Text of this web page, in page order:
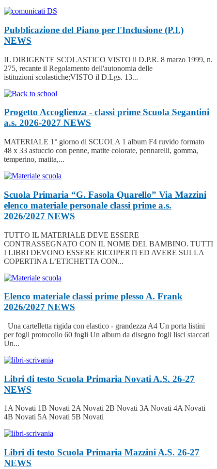
Pubblicazione del Piano per l'Inclusione (P.I.)
NEWS
IL DIRIGENTE SCOLASTICO VISTO il D.P.R. 8 marzo 1999, n.
275, recante il Regolamento dell'autonomia delle
istituzioni scolastiche;VISTO il D.Lgs. 13...
Progetto Accoglienza - classi prime Scuola Segantini
a.s. 2026-2027 NEWS
MATERIALE 1° giorno di SCUOLA 1 album F4 ruvido formato
48 x 33 astuccio con penne, matite colorate, pennarelli, gomma,
temperino, matita,...
Scuola Primaria “G. Fasola Quarello” Via Mazzini
elenco materiale personale classi prime a.s.
2026/2027 NEWS
TUTTO IL MATERIALE DEVE ESSERE
CONTRASSEGNATO CON IL NOME DEL BAMBINO. TUTTI
I LIBRI DEVONO ESSERE RICOPERTI ED AVERE SULLA
COPERTINA L’ETICHETTA CON...
Elenco materiale classi prime plesso A. Frank
2026/2027 NEWS
Una cartelletta rigida con elastico - grandezza A4 Un porta listini
per fogli protocollo 60 fogli Un album da disegno fogli lisci staccati
Un...
Libri di testo Scuola Primaria Novati A.S. 26-27
NEWS
1A Novati 1B Novati 2A Novati 2B Novati 3A Novati 4A Novati
4B Novati 5A Novati 5B Novati
Libri di testo Scuola Primaria Mazzini A.S. 26-27
NEWS